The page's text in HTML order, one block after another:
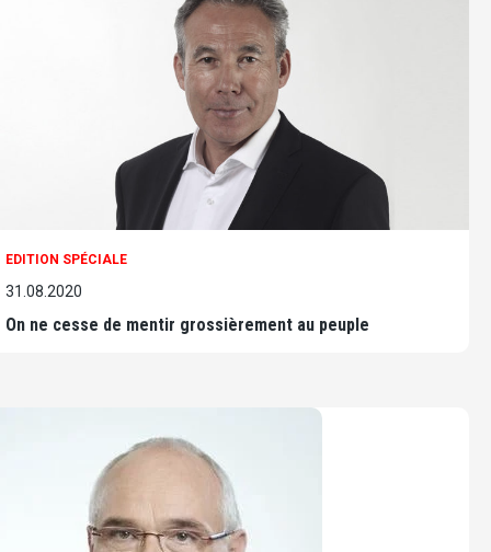
EDITION SPÉCIALE
31.08.2020
On ne cesse de mentir grossièrement au peuple